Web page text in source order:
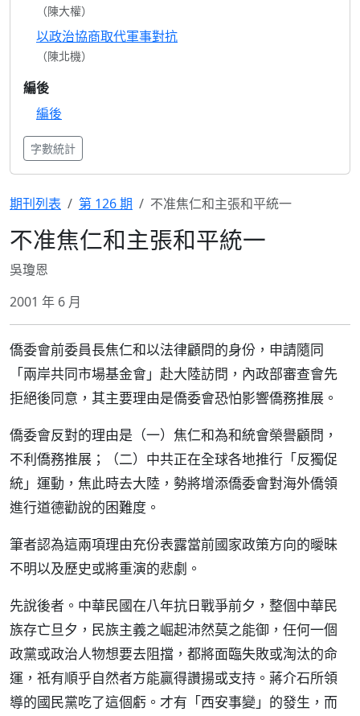
（陳大權）
以政治協商取代軍事對抗
（陳北機）
編後
編後
字數統計
期刊列表 第 126 期 不准焦仁和主張和平統一
不准焦仁和主張和平統一
吳瓊恩
2001 年 6 月
僑委會前委員長焦仁和以法律顧問的身份，申請隨同
「兩岸共同市場基金會」赴大陸訪問，內政部審查會先
拒絕後同意，其主要理由是僑委會恐怕影響僑務推展。
僑委會反對的理由是（一）焦仁和為和統會榮譽顧問，
不利僑務推展；（二）中共正在全球各地推行「反獨促
統」運動，焦此時去大陸，勢將增添僑委會對海外僑領
進行道德勸說的困難度。
筆者認為這兩項理由充份表露當前國家政策方向的曖昧
不明以及歷史或將重演的悲劇。
先說後者。中華民國在八年抗日戰爭前夕，整個中華民
族存亡旦夕，民族主義之崛起沛然莫之能御，任何一個
政黨或政治人物想要去阻擋，都將面臨失敗或淘汰的命
運，祇有順乎自然者方能贏得讚揚或支持。蔣介石所領
導的國民黨吃了這個虧。才有「西安事變」的發生，而